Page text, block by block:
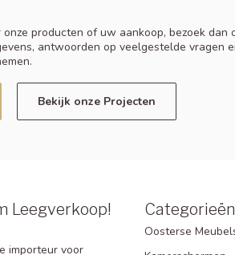
producten of uw aankoop, bezoek dan
antwoorden op veelgestelde vragen
Bekijk onze Projecten
Leegverkoop!
importeur voor
Categorieën
Oosterse